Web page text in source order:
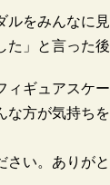
ルをみんなに
」と言った後
ィギュアスケ
な方が気持ち
さい。ありがと